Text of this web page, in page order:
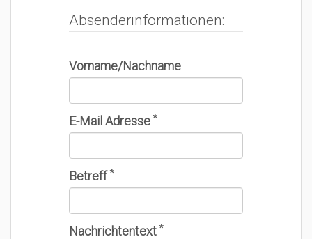
Absenderinformationen:
Vorname/Nachname
E-Mail Adresse*
Betreff*
Nachrichtentext*